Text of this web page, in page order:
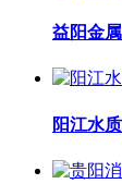
益阳金
阳江水